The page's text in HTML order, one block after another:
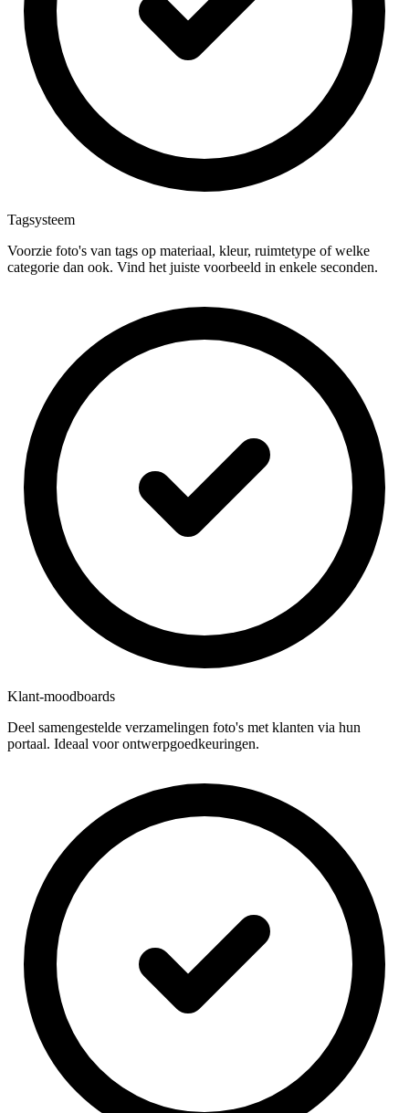
Tagsysteem
Voorzie foto's van tags op materiaal, kleur, ruimtetype of welke
categorie dan ook. Vind het juiste voorbeeld in enkele seconden.
Klant-moodboards
Deel samengestelde verzamelingen foto's met klanten via hun
portaal. Ideaal voor ontwerpgoedkeuringen.